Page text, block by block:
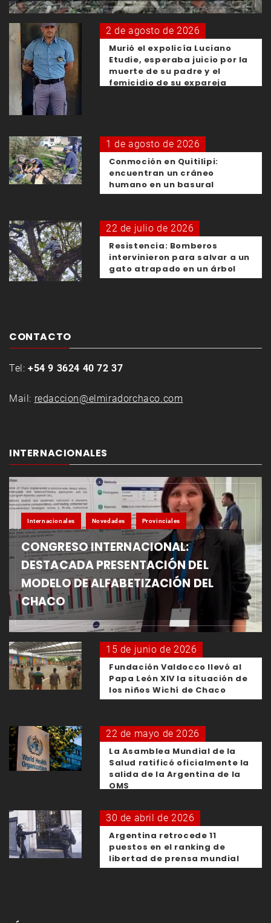
2 de agosto de 2026
Murió el expolicía Luciano
Etudie, esperaba juicio por la
muerte de su padre y el
femicidio de su expareja
1 de agosto de 2026
Conmoción en Quitilipi:
encuentran un cráneo
humano en un basural
22 de julio de 2026
Resistencia: Bomberos
intervinieron para salvar a un
gato atrapado en un árbol
CONTACTO
Tel: +54 9 3624 40 72 37
Mail: redaccion@elmiradorchaco.com
INTERNACIONALES
Internacionales Novedades Provinciales
CONGRESO INTERNACIONAL:
DESTACADA PRESENTACIÓN DEL
MODELO DE ALFABETIZACIÓN DEL
CHACO
15 de junio de 2026
Fundación Valdocco llevó al
Papa León XIV la situación de
los niños Wichí de Chaco
22 de mayo de 2026
La Asamblea Mundial de la
Salud ratificó oficialmente la
salida de la Argentina de la
OMS
30 de abril de 2026
Argentina retrocede 11
puestos en el ranking de
libertad de prensa mundial